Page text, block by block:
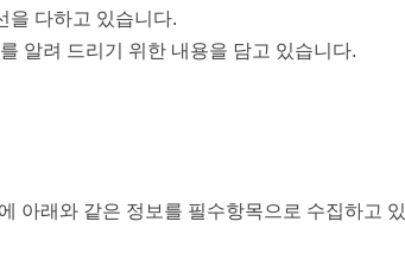
을 다하고 있습니다.
알려 드리기 위한 내용을 담고 있습니다.
아래와 같은 정보를 필수항목으로 수집하고 있